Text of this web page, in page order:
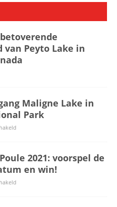
van Peyto Lake in
Maligne Lake in
Park
2021: voorspel de
en win!